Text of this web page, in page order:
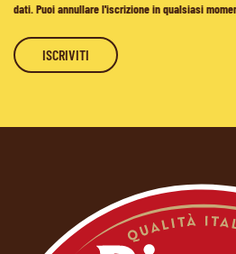
dati. Puoi annullare l'iscrizione in qualsiasi